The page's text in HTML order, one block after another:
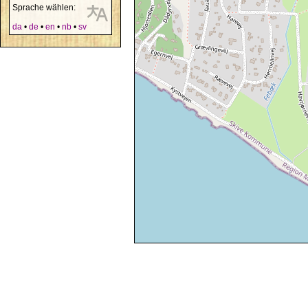
Sprache wählen:
da • de • en • nb • sv